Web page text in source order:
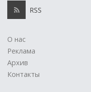
RSS
О нас
Реклама
Архив
Контакты